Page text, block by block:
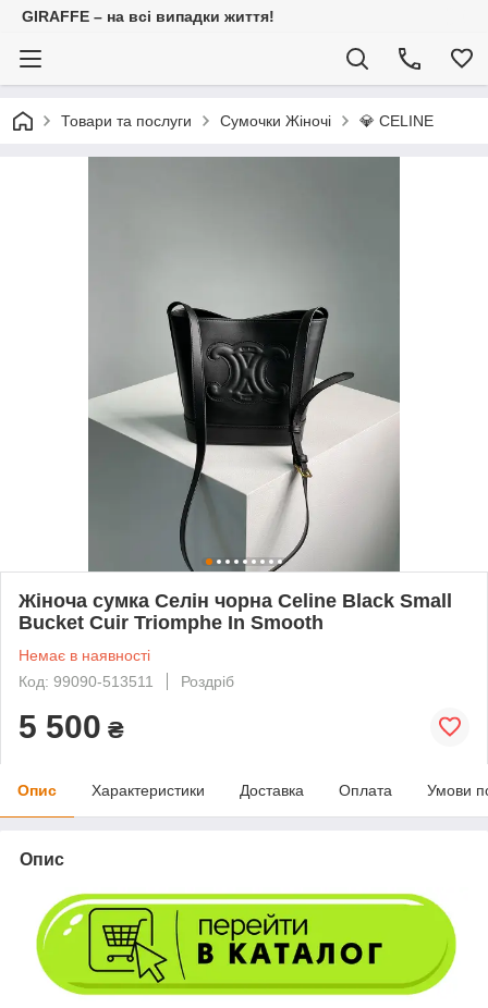
GIRAFFE – на всі випадки життя!
Товари та послуги Сумочки Жіночі 💎
Жіноча сумка Селін чорна Celine Black Small
Bucket Cuir Triomphe In Smooth
Немає в наявності
Код: 99090-513511
Роздріб
5 500 ₴
Опис Характеристики Доставка Оплата Умови
Опис